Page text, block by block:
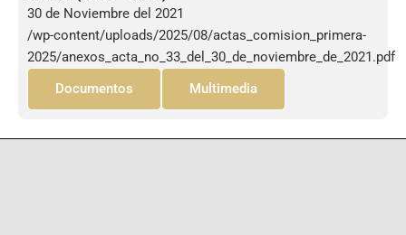
30 de Noviembre del 2021
/wp-content/uploads/2025/08/actas_comision_primera-
2025/anexos_acta_no_33_del_30_de_noviembre_de_2021.pdf
Documentos
Multimedia